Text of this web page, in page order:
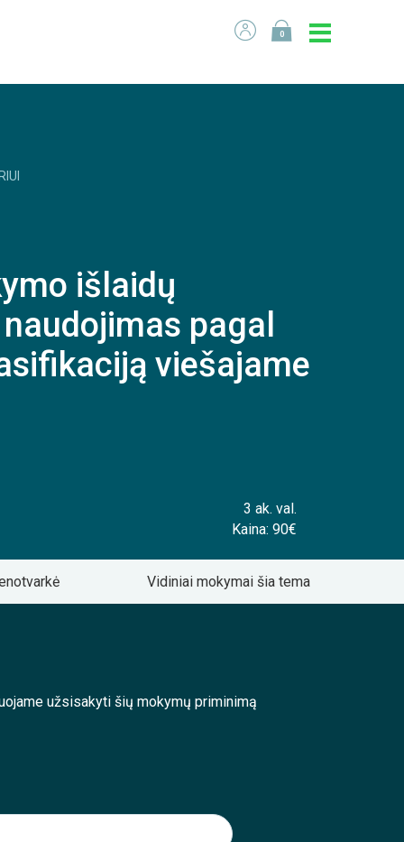
0
išlaidų
pagal
viešajame
3 ak. val.
Kaina: 90€
Vidiniai mokymai šia tema
užsisakyti šių mokymų priminimą